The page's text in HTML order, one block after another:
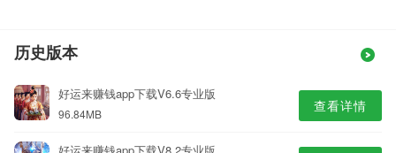
历史版本
好运来赚钱app下载V6.6专业版
96.84MB 查看详情